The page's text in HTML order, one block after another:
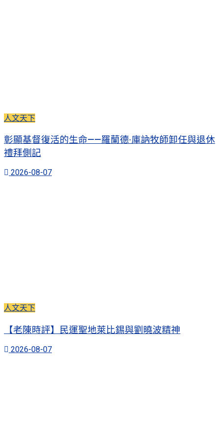
人文天下
彰顯基督復活的生命——羅蘭德·庫訥牧師卸任與退休
禮拜側記
2026-08-07
人文天下
【老陳時評】民運聖地萊比錫與劉曉波精神
2026-08-07